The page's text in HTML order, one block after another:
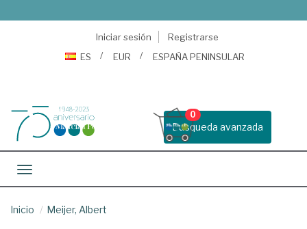
Iniciar sesión
Registrarse
ES
EUR ESPAÑA PENINSULAR
Busqueda avanzada
0
Toggle navigation
Inicio Meijer, Albert